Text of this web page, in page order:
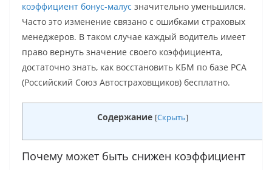
коэффициент бонус-малус значительно уменьшился.
Часто это изменение связано с ошибками страховых
менеджеров. В таком случае каждый водитель имеет
право вернуть значение своего коэффициента,
достаточно знать, как восстановить КБМ по базе РСА
(Российский Союз Автостраховщиков) бесплатно.
Содержание [Скрыть]
Почему может быть снижен коэффициент